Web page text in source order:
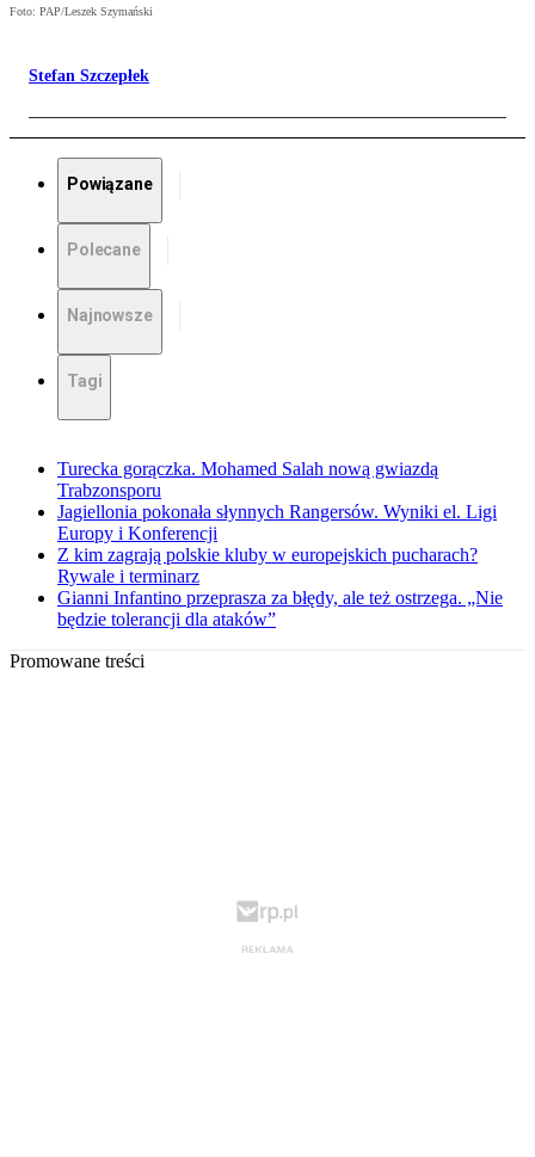
Foto: PAP/Leszek Szymański
Stefan Szczepłek
Powiązane
Polecane
Najnowsze
Tagi
Turecka gorączka. Mohamed Salah nową gwiazdą
Trabzonsporu
Jagiellonia pokonała słynnych Rangersów. Wyniki el. Ligi
Europy i Konferencji
Z kim zagrają polskie kluby w europejskich pucharach?
Rywale i terminarz
Gianni Infantino przeprasza za błędy, ale też ostrzega. „Nie
będzie tolerancji dla ataków”
Promowane treści